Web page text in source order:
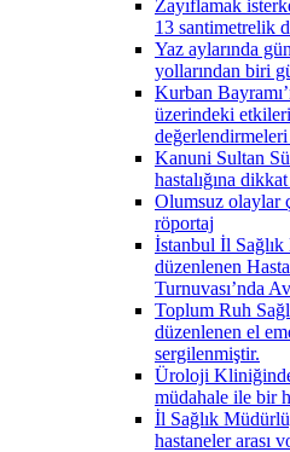
Zayıflamak
13 santimetrelik
Yaz aylarında
yollarından biri
Kurban
üzerindeki
değerlendirmeleri
Kanuni Sultan
hastalığına
Olumsuz olaylar
röportaj
İstanbul İl
düzenlenen
Turnuvası’nda
Toplum Ruh
düzenlenen el
sergilenmiştir.
Üroloji Kliniğinde
müdahale ile bir
İl Sağlık
hastaneler arası